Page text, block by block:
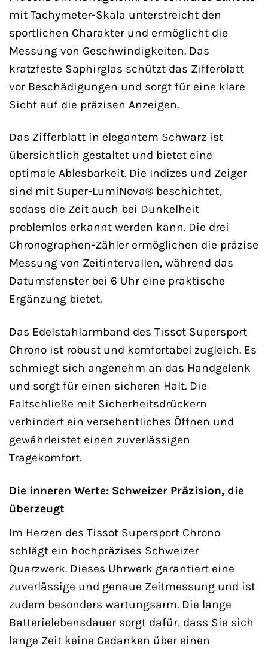
mit Tachymeter-Skala unterstreicht den
sportlichen Charakter und ermöglicht die
Messung von Geschwindigkeiten. Das
kratzfeste Saphirglas schützt das Zifferblatt
vor Beschädigungen und sorgt für eine klare
Sicht auf die präzisen Anzeigen.
Das Zifferblatt in elegantem Schwarz ist
übersichtlich gestaltet und bietet eine
optimale Ablesbarkeit. Die Indizes und Zeiger
sind mit Super-LumiNova® beschichtet,
sodass die Zeit auch bei Dunkelheit
problemlos erkannt werden kann. Die drei
Chronographen-Zähler ermöglichen die präzise
Messung von Zeitintervallen, während das
Datumsfenster bei 6 Uhr eine praktische
Ergänzung bietet.
Das Edelstahlarmband des Tissot Supersport
Chrono ist robust und komfortabel zugleich. Es
schmiegt sich angenehm an das Handgelenk
und sorgt für einen sicheren Halt. Die
Faltschließe mit Sicherheitsdrückern
verhindert ein versehentliches Öffnen und
gewährleistet einen zuverlässigen
Tragekomfort.
Die inneren Werte: Schweizer Präzision, die
überzeugt
Im Herzen des Tissot Supersport Chrono
schlägt ein hochpräzises Schweizer
Quarzwerk. Dieses Uhrwerk garantiert eine
zuverlässige und genaue Zeitmessung und ist
zudem besonders wartungsarm. Die lange
Batterielebensdauer sorgt dafür, dass Sie sich
lange Zeit keine Gedanken über einen